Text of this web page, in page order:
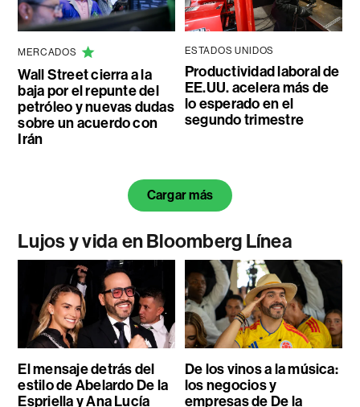
MERCADOS
Wall Street cierra a la
baja por el repunte del
petróleo y nuevas dudas
sobre un acuerdo con
Irán
ESTADOS UNIDOS
Productividad laboral de
EE.UU. acelera más de
lo esperado en el
segundo trimestre
Cargar más
Lujos y vida en Bloomberg Línea
El mensaje detrás del
estilo de Abelardo De la
Espriella y Ana Lucía
De los vinos a la música:
los negocios y
empresas de De la